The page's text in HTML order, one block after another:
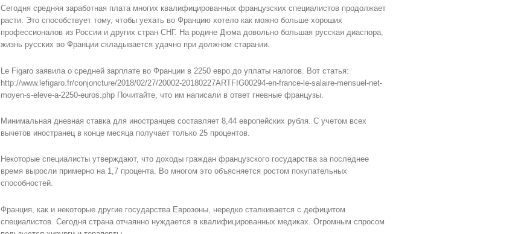
Сегодня средняя заработная плата многих квалифицированных французских специалистов продолжает
расти. Это способствует тому, чтобы уехать во Францию хотело как можно больше хороших
профессионалов из России и других стран СНГ. На родине Дюма довольно большая русская диаспора,
жизнь русских во Франции складывается удачно при должном старании.
Le Figaro заявила о средней зарплате во Франции в 2250 евро до уплаты налогов. Вот статья:
http://www.lefigaro.fr/conjoncture/2018/02/27/20002-20180227ARTFIG00294-en-france-le-salaire-mensuel-net-
moyen-s-eleve-a-2250-euros.php Почитайте, что им написали в ответ гневные французы.
Минимальная дневная ставка для иностранцев составляет 8,44 европейских рубля. С учетом всех
вычетов иностранец в конце месяца получает только 25 процентов.
Некоторые специалисты утверждают, что доходы граждан французского государства за последнее
время выросли примерно на 1,7 процента. Во многом это объясняется ростом покупательных
способностей.
Франция, как и некоторые другие государства Еврозоны, нередко сталкивается с дефицитом
специалистов. Сегодня страна отчаянно нуждается в квалифицированных медиках. Огромным спросом